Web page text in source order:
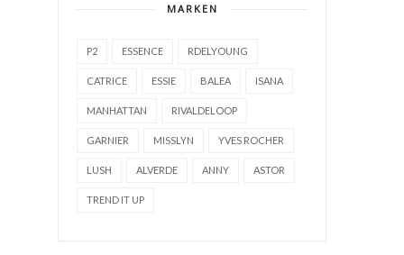
MARKEN
P2 ESSENCE RDELYOUNG
CATRICE ESSIE BALEA ISANA
MANHATTAN RIVALDELOOP
GARNIER MISSLYN YVES ROCHER
LUSH ALVERDE ANNY ASTOR
TREND IT UP